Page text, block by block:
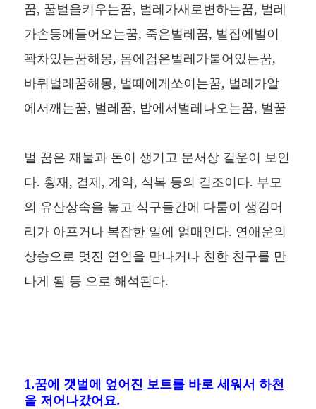
꿈, 꿀벌을키우는꿈, 벌레가새로변하는꿈, 벌레
가손등에들어오는꿈, 죽은벌레꿈, 벌집에벌이
꽉차있는꿈해몽, 몸에검은벌레가붙어있는꿈,
바퀴벌레꿈해몽, 벌떼에게쏘이는꿈, 벌레가알
에서깨는꿈, 벌레꿈, 밥에서벌레나오는꿈, 벌꿈
벌 꿈은 재물과 돈이 생기고 문서상 길운이 보인
다. 횡재, 결제, 계약, 식복 등의 길조이다. 부모
의 유산상속을 놓고 식구들간에 다툼이 생김머
리가 아프거나 복잡한 일에 얽매인다. 연애운의
상승으로 멋진 연인을 만나거나 친한 친구를 만
나게 됨 등 으로 해석된다.
1.꿈에 갯벌에 엎어진 보트를 바로 세워서 하천
을 저어나갔어요.